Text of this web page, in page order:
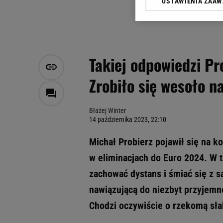
Takiej odpowiedzi
Zrobiło się wesoło
Błażej Winter
14 października 2023, 22:10
Michał Probierz pojawił się na
w eliminacjach do Euro 2024. W
zachować dystans i śmiać się z
nawiązującą do niezbyt
Chodzi oczywiście o rzekomą
Klikając „Akceptuję”
Zaufanych Partnerów i
My, nasi Zaufani
Użycie dokładnych
Przechowywanie
badnie odbiorców i